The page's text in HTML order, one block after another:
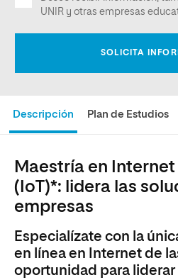
Descripción Plan de Estudios
Maestría en
(IoT)*: lidera las
empresas
Especialízate con la
en línea en Internet de
oportunidad para liderar